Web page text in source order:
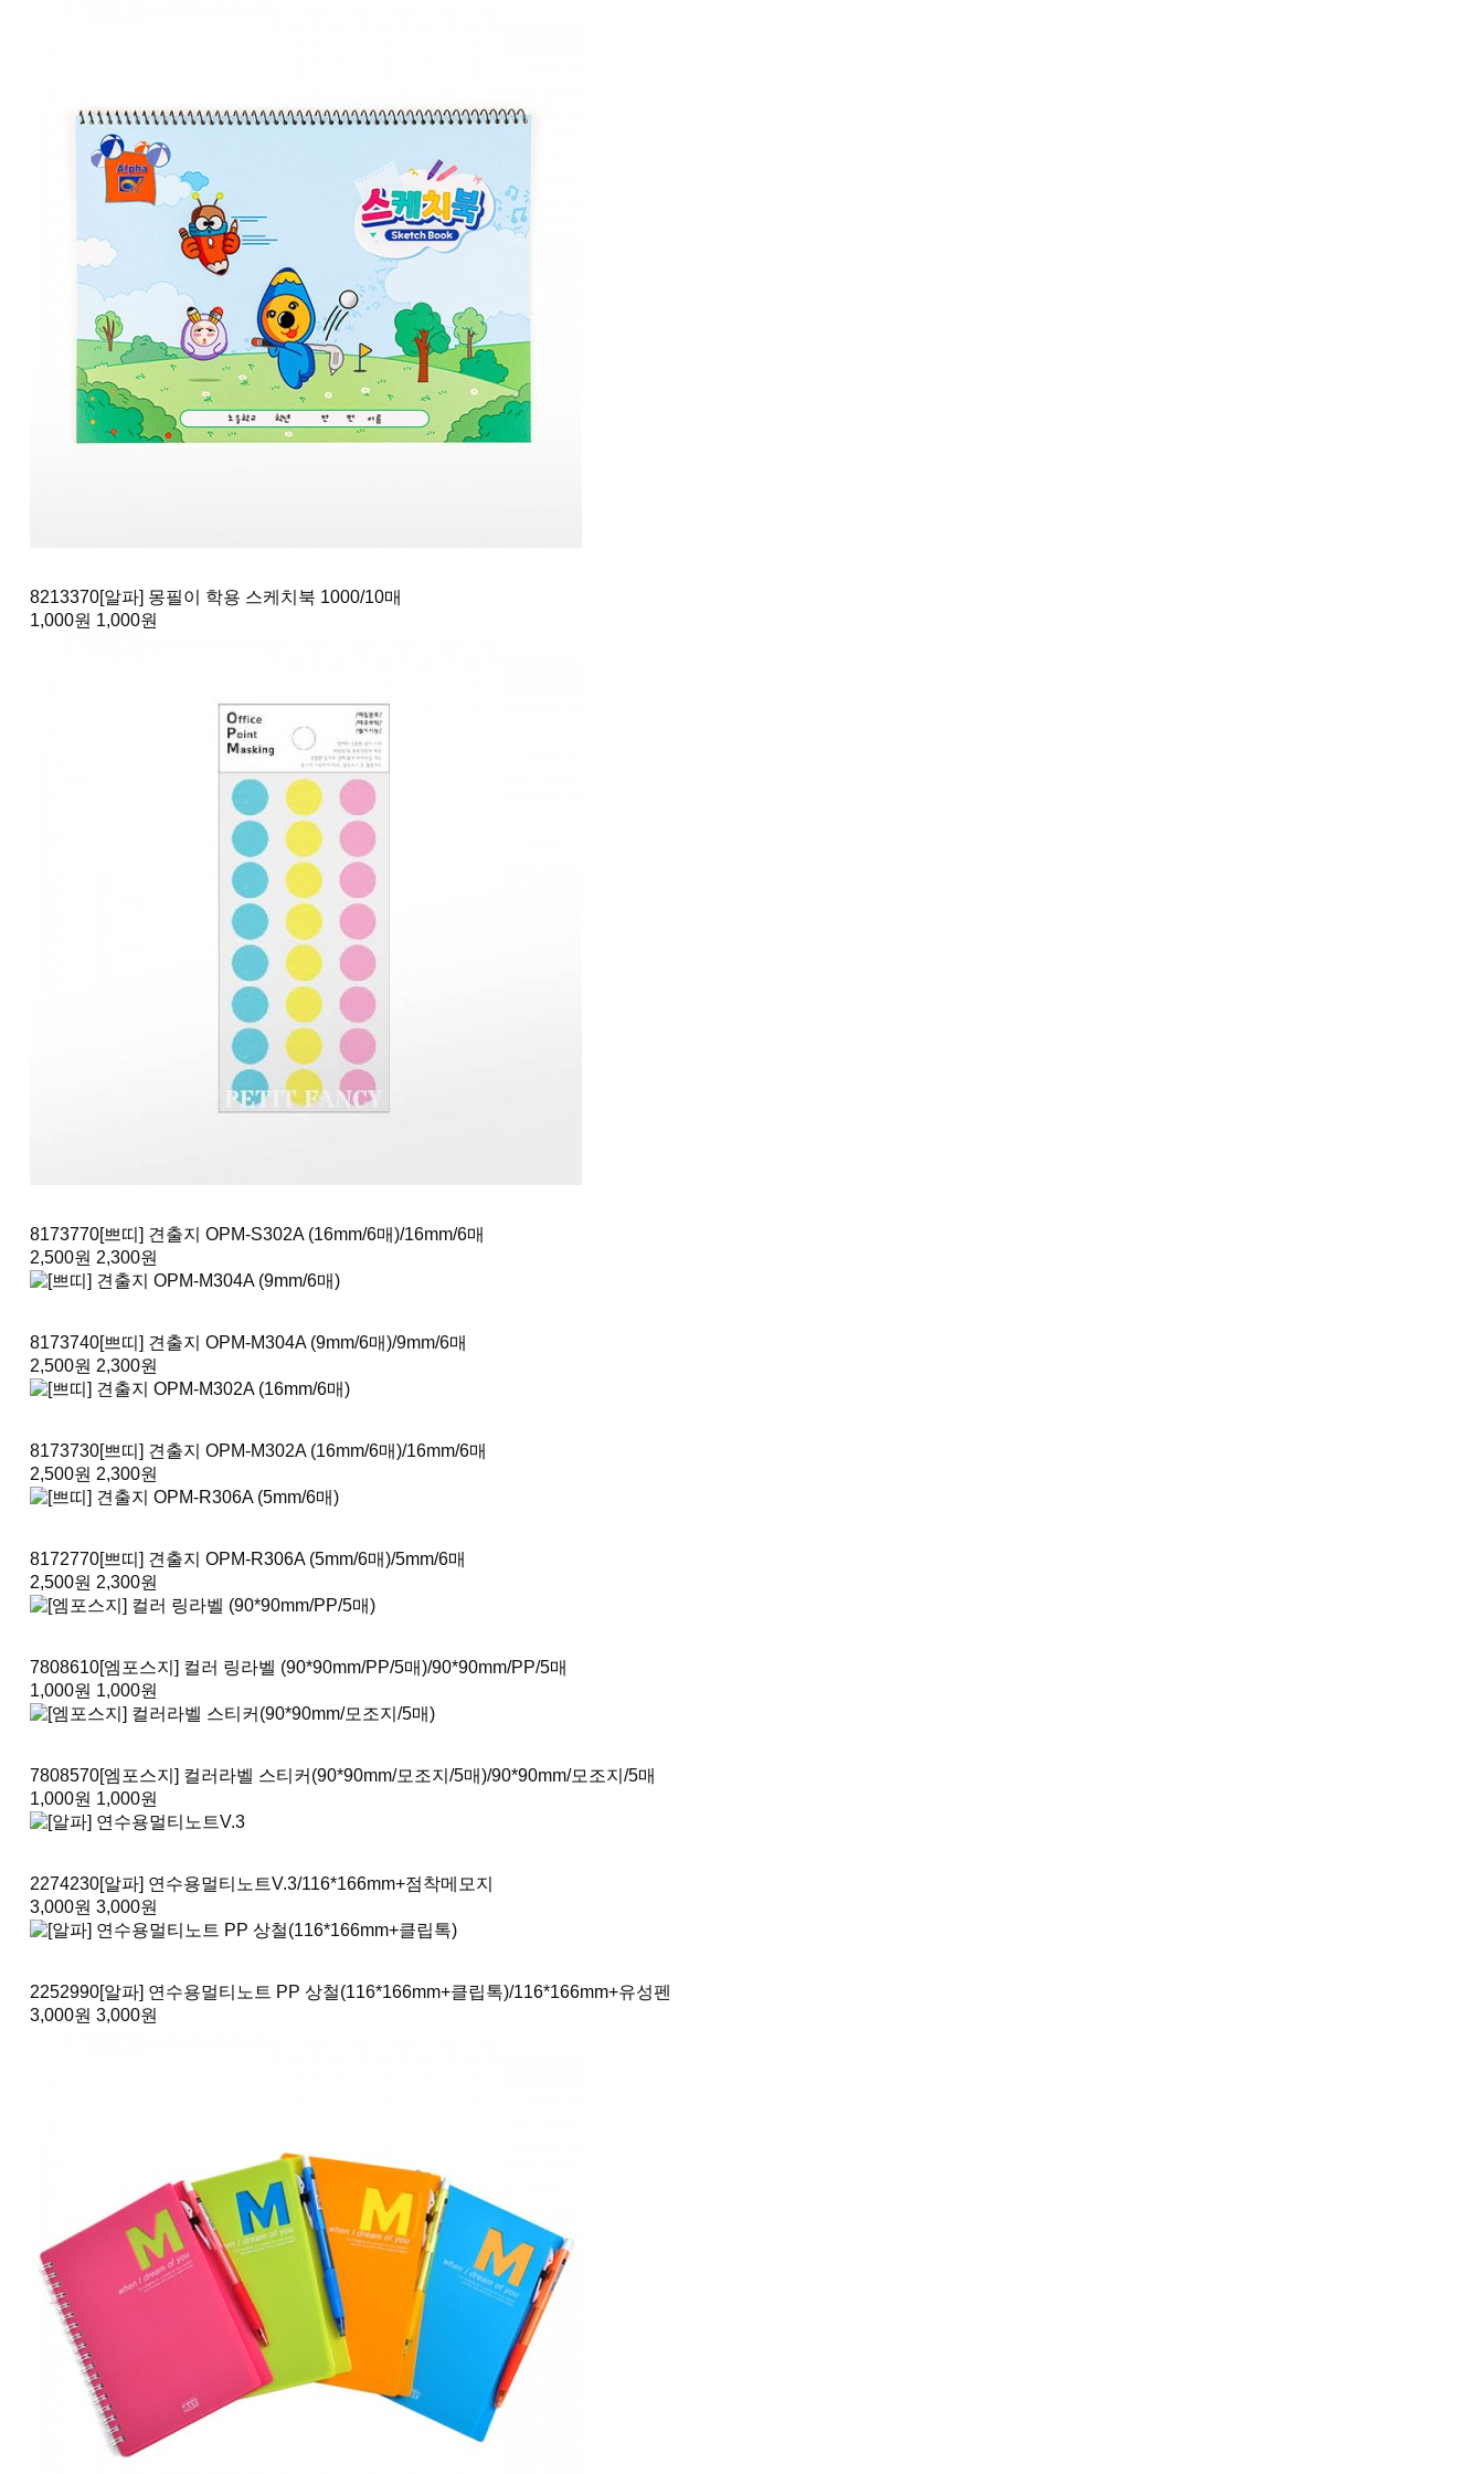
8213370[알파] 몽필이 학용 스케치북 1000/10매
1,000원 1,000원
8173770[쁘띠] 견출지 OPM-S302A (16mm/6매)/16mm/6매
2,500원 2,300원
8173740[쁘띠] 견출지 OPM-M304A (9mm/6매)/9mm/6매
2,500원 2,300원
8173730[쁘띠] 견출지 OPM-M302A (16mm/6매)/16mm/6매
2,500원 2,300원
8172770[쁘띠] 견출지 OPM-R306A (5mm/6매)/5mm/6매
2,500원 2,300원
7808610[엠포스지] 컬러 링라벨 (90*90mm/PP/5매)/90*90mm/PP/5매
1,000원 1,000원
7808570[엠포스지] 컬러라벨 스티커(90*90mm/모조지/5매)/90*90mm/모조지/5매
1,000원 1,000원
2274230[알파] 연수용멀티노트V.3/116*166mm+점착메모지
3,000원 3,000원
2252990[알파] 연수용멀티노트 PP 상철(116*166mm+클립톡)/116*166mm+유성펜
3,000원 3,000원